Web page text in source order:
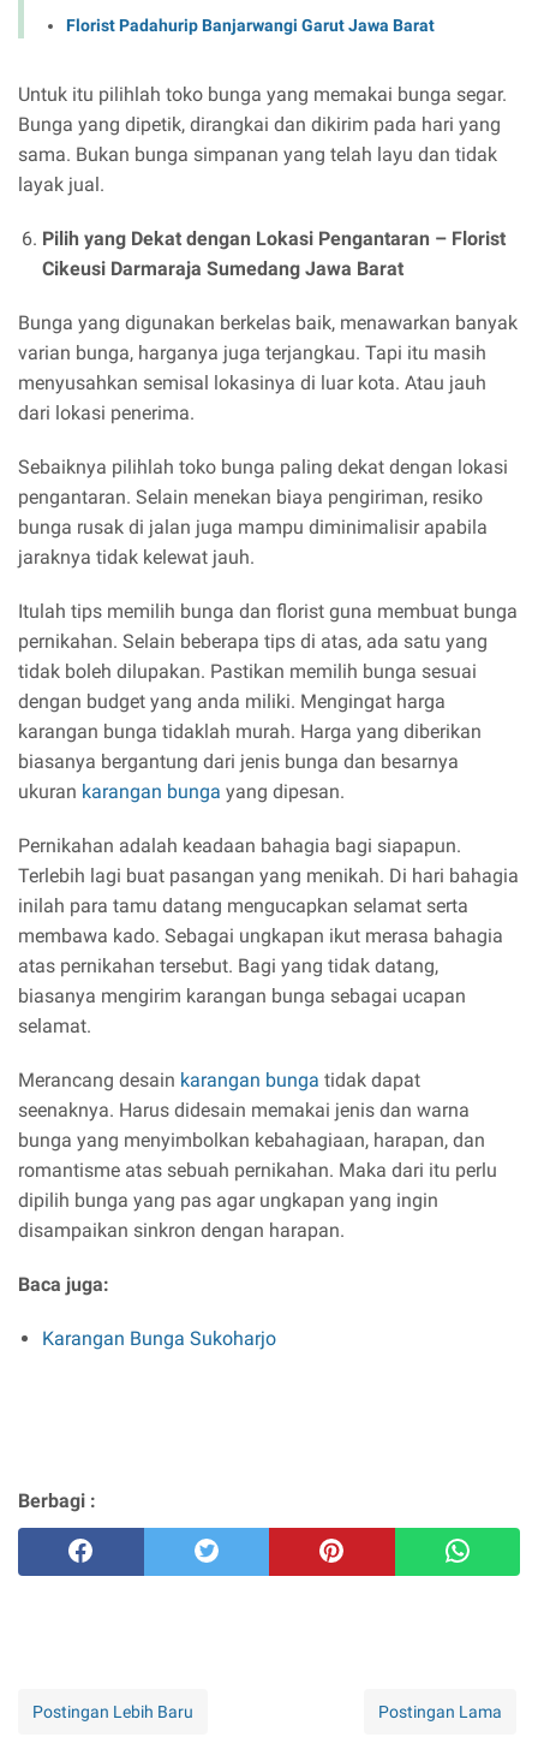
Florist Padahurip Banjarwangi Garut Jawa Barat
Untuk itu pilihlah toko bunga yang memakai bunga segar.
Bunga yang dipetik, dirangkai dan dikirim pada hari yang
sama. Bukan bunga simpanan yang telah layu dan tidak
layak jual.
Pilih yang Dekat dengan Lokasi Pengantaran – Florist
Cikeusi Darmaraja Sumedang Jawa Barat
Bunga yang digunakan berkelas baik, menawarkan banyak
varian bunga, harganya juga terjangkau. Tapi itu masih
menyusahkan semisal lokasinya di luar kota. Atau jauh
dari lokasi penerima.
Sebaiknya pilihlah toko bunga paling dekat dengan lokasi
pengantaran. Selain menekan biaya pengiriman, resiko
bunga rusak di jalan juga mampu diminimalisir apabila
jaraknya tidak kelewat jauh.
Itulah tips memilih bunga dan florist guna membuat bunga
pernikahan. Selain beberapa tips di atas, ada satu yang
tidak boleh dilupakan. Pastikan memilih bunga sesuai
dengan budget yang anda miliki. Mengingat harga
karangan bunga tidaklah murah. Harga yang diberikan
biasanya bergantung dari jenis bunga dan besarnya
ukuran karangan bunga yang dipesan.
Pernikahan adalah keadaan bahagia bagi siapapun.
Terlebih lagi buat pasangan yang menikah. Di hari bahagia
inilah para tamu datang mengucapkan selamat serta
membawa kado. Sebagai ungkapan ikut merasa bahagia
atas pernikahan tersebut. Bagi yang tidak datang,
biasanya mengirim karangan bunga sebagai ucapan
selamat.
Merancang desain karangan bunga tidak dapat
seenaknya. Harus didesain memakai jenis dan warna
bunga yang menyimbolkan kebahagiaan, harapan, dan
romantisme atas sebuah pernikahan. Maka dari itu perlu
dipilih bunga yang pas agar ungkapan yang ingin
disampaikan sinkron dengan harapan.
Baca juga:
Karangan Bunga Sukoharjo
Berbagi :
Postingan Lebih Baru Postingan Lama